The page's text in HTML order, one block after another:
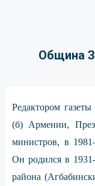
Община
Редактором
(б) Армении,
министров, в
Он родился в
района